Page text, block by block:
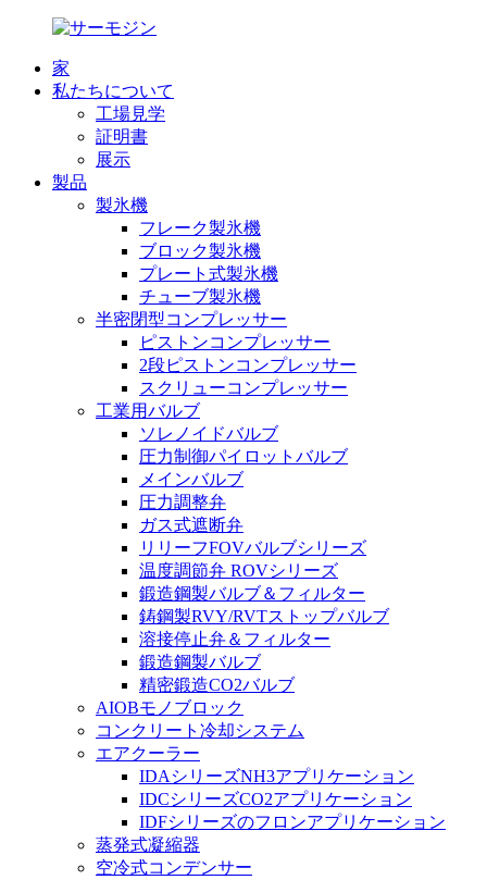
家
私たちについて
工場見学
証明書
展示
製品
製氷機
フレーク製氷機
ブロック製氷機
プレート式製氷機
チューブ製氷機
半密閉型コンプレッサー
ピストンコンプレッサー
2段ピストンコンプレッサー
スクリューコンプレッサー
工業用バルブ
ソレノイドバルブ
圧力制御パイロットバルブ
メインバルブ
圧力調整弁
ガス式遮断弁
リリーフFOVバルブシリーズ
温度調節弁 ROVシリーズ
鍛造鋼製バルブ＆フィルター
鋳鋼製RVY/RVTストップバルブ
溶接停止弁＆フィルター
鍛造鋼製バルブ
精密鍛造CO2バルブ
AIOBモノブロック
コンクリート冷却システム
エアクーラー
IDAシリーズNH3アプリケーション
IDCシリーズCO2アプリケーション
IDFシリーズのフロンアプリケーション
蒸発式凝縮器
空冷式コンデンサー